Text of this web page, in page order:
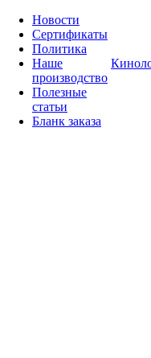
Новости
Сертификаты
Политика
Наше
производство
Полезные
статьи
Бланк заказа